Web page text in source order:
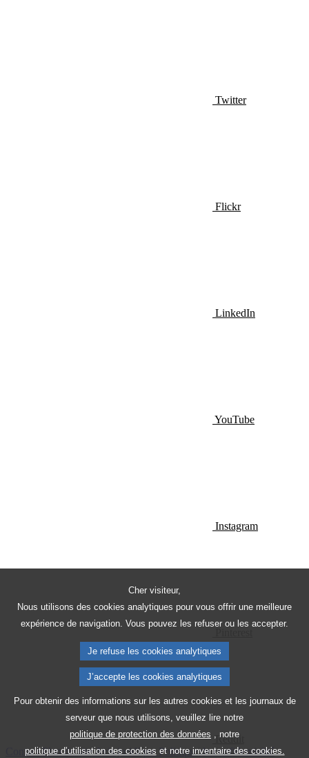
Cher visiteur,
Nous utilisons des cookies analytiques pour vous offrir une meilleure
expérience de navigation. Vous pouvez les refuser ou les accepter.
Je refuse les cookies analytiques
J’accepte les cookies analytiques
Pour obtenir des informations sur les autres cookies et les journaux de
serveur que nous utilisons, veuillez lire notre
politique de protection des données , notre
politique d’utilisation des cookies et notre inventaire des cookies.
Twitter
Flickr
LinkedIn
YouTube
Instagram
Reddit
Contact Plan du siteAvis juridique Politique de confidentialité